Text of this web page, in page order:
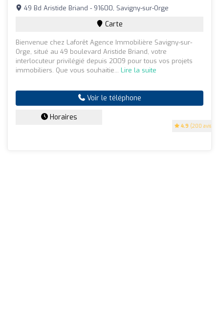
4.9 (200 avis)
49 Bd Aristide Briand - 91600, Savigny-sur-Orge
Carte
Bienvenue chez Laforêt Agence Immobilière Savigny-sur-
Orge, situé au 49 boulevard Aristide Briand, votre
interlocuteur privilégié depuis 2009 pour tous vos projets
immobiliers. Que vous souhaitie... Lire la suite
Voir le téléphone
Horaires